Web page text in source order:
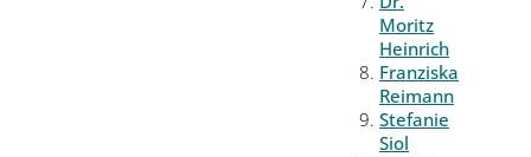
Moritz
Heinrich
Franziska
Reimann
Stefanie
Siol